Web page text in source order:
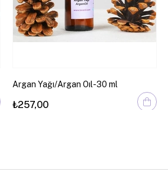
Argan Yağı/Argan Oıl-30 ml
₺257,00